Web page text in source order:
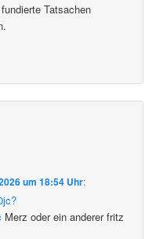
Tatsachen
um 18:54 Uhr:
Merz oder ein anderer fritz